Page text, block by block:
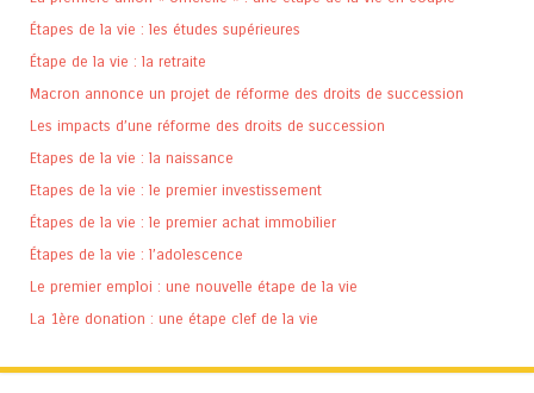
Étapes de la vie : les études supérieures
Étape de la vie : la retraite
Macron annonce un projet de réforme des droits de succession
Les impacts d’une réforme des droits de succession
Etapes de la vie : la naissance
Etapes de la vie : le premier investissement
Étapes de la vie : le premier achat immobilier
Étapes de la vie : l’adolescence
Le premier emploi : une nouvelle étape de la vie
La 1ère donation : une étape clef de la vie